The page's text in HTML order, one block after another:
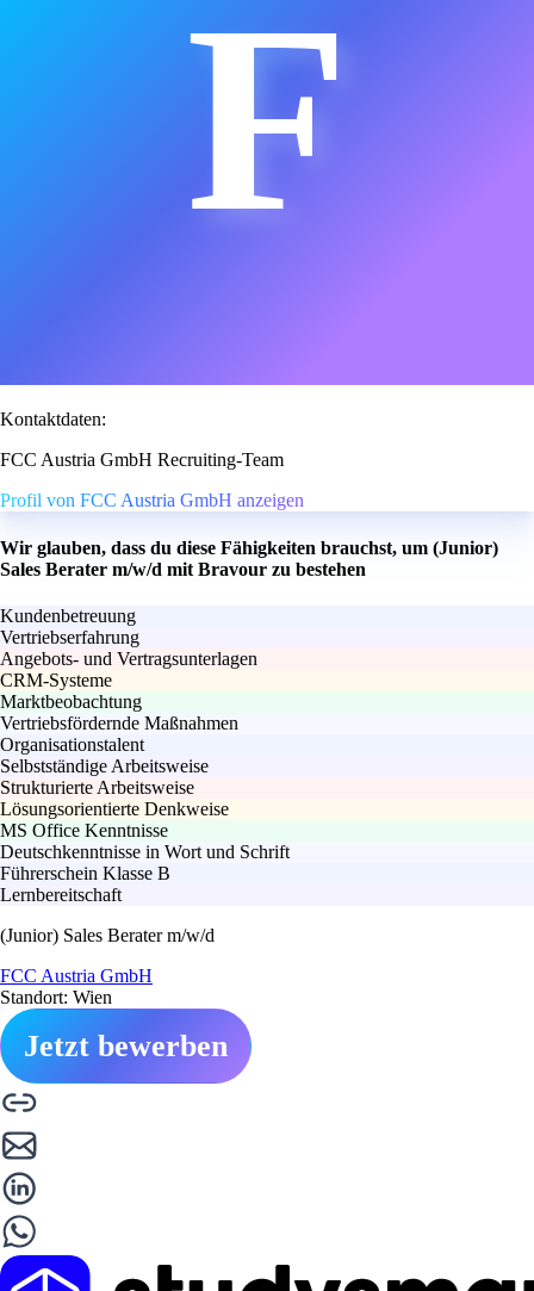
F
Kontaktdaten:
FCC Austria GmbH Recruiting-Team
Profil von FCC Austria GmbH anzeigen
Wir glauben, dass du diese Fähigkeiten brauchst, um (Junior)
Sales Berater m/w/d mit Bravour zu bestehen
Kundenbetreuung
Vertriebserfahrung
Angebots- und Vertragsunterlagen
CRM-Systeme
Marktbeobachtung
Vertriebsfördernde Maßnahmen
Organisationstalent
Selbstständige Arbeitsweise
Strukturierte Arbeitsweise
Lösungsorientierte Denkweise
MS Office Kenntnisse
Deutschkenntnisse in Wort und Schrift
Führerschein Klasse B
Lernbereitschaft
(Junior) Sales Berater m/w/d
FCC Austria GmbH
Standort: Wien
Jetzt bewerben